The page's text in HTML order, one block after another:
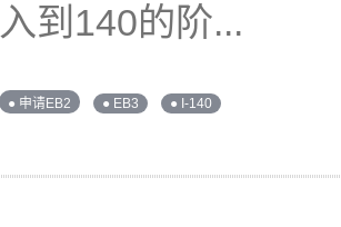
入到140的阶...
● 申请EB2 ● EB3 ● I-140